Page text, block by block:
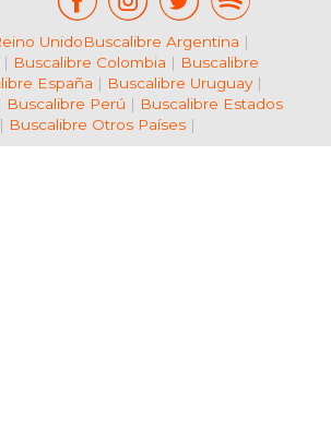
UnidoBuscalibre Argentina |
| Buscalibre Colombia | Buscalibre
España | Buscalibre Uruguay|
Buscalibre Perú | Buscalibre Estados
Buscalibre Otros Países|